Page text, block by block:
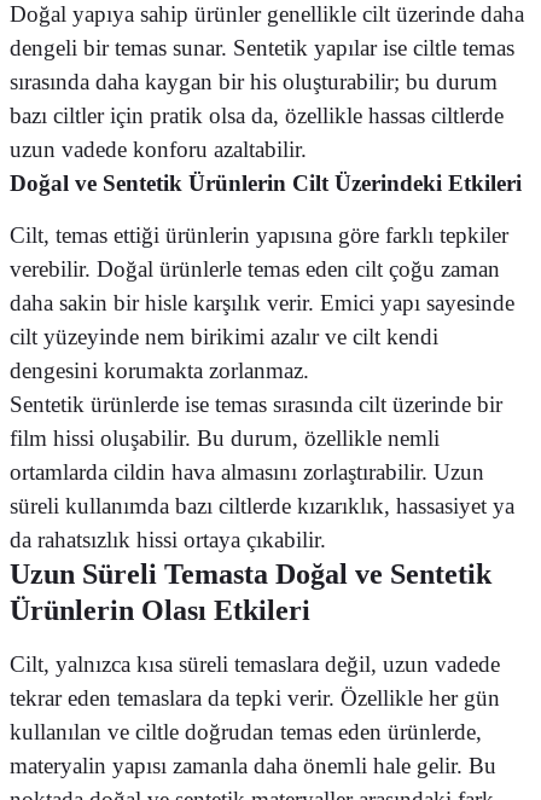
Doğal yapıya sahip ürünler genellikle cilt üzerinde daha
dengeli bir temas sunar. Sentetik yapılar ise ciltle temas
sırasında daha kaygan bir his oluşturabilir; bu durum
bazı ciltler için pratik olsa da, özellikle hassas ciltlerde
uzun vadede konforu azaltabilir.
Doğal ve Sentetik Ürünlerin Cilt Üzerindeki Etkileri
Cilt, temas ettiği ürünlerin yapısına göre farklı tepkiler
verebilir. Doğal ürünlerle temas eden cilt çoğu zaman
daha sakin bir hisle karşılık verir. Emici yapı sayesinde
cilt yüzeyinde nem birikimi azalır ve cilt kendi
dengesini korumakta zorlanmaz.
Sentetik ürünlerde ise temas sırasında cilt üzerinde bir
film hissi oluşabilir. Bu durum, özellikle nemli
ortamlarda cildin hava almasını zorlaştırabilir. Uzun
süreli kullanımda bazı ciltlerde kızarıklık, hassasiyet ya
da rahatsızlık hissi ortaya çıkabilir.
Uzun Süreli Temasta Doğal ve Sentetik
Ürünlerin Olası Etkileri
Cilt, yalnızca kısa süreli temaslara değil, uzun vadede
tekrar eden temaslara da tepki verir. Özellikle her gün
kullanılan ve ciltle doğrudan temas eden ürünlerde,
materyalin yapısı zamanla daha önemli hale gelir. Bu